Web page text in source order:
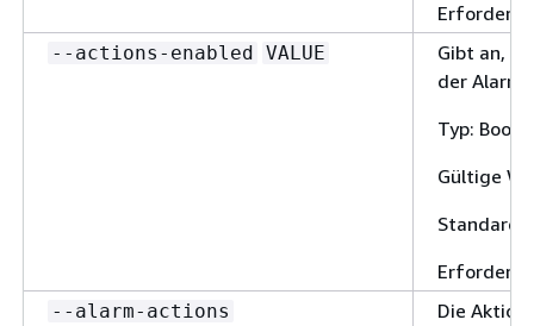
--actions-enabled VALUE
Gibt an,
der Alarm
Typ:
Gültige
Standard:
--alarm-actions
Die